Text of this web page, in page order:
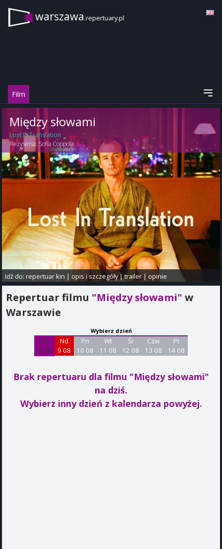
warszawa.repertuary.pl
Film
Między słowami
Lost In Translation
Reżyseria: Sofia Coppola
Idź do:repertuar kin | opis i szczegóły|trailer |opinie
Repertuar filmu "Między słowami" w
Warszawie
Wybierz dzień
Sb
8 08
Nd
9 08
Pn
10 08
Wt
11 08
Śr
12 08
Czw
13 08
Pt
14 08
Brak repertuaru dla filmu "Między słowami"
na dziś.
Wybierz inny dzień z kalendarza powyżej.